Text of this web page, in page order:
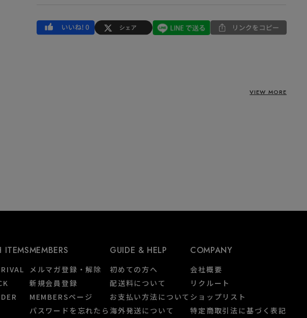
VIEW MORE
ITEMSMEMBERS
メルマガ登録・解除
新規会員登録
MEMBERSページ
パスワードを忘れたら
GUIDE & HELP
初めての方へ
配送料について
お支払い方法について
海外発送について
COMPANY
会社概要
リクルート
ショップリスト
特定商取引法に基づく表記